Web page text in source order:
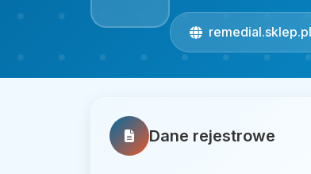
remedial.sklep.pl
Dane rejestrowe